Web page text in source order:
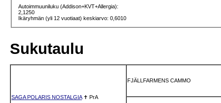
Autoimmuuniluku (Addison+KVT+Allergia):
2,1250
Ikäryhmän (yli 12 vuotiaat) keskiarvo: 0,6010
Sukutaulu
SAGA POLARIS NOSTALGIA✝ PrA
FJÄLLFARMENS CAMMO